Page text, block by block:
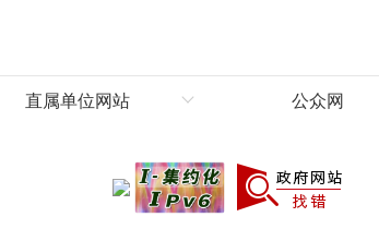
直属单位网站 公众网
新疆新闻网